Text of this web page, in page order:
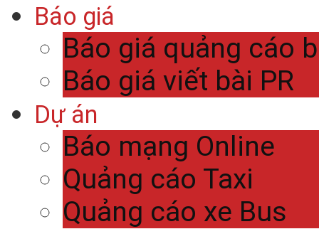
Báo giá
Báo giá quảng cáo
Báo giá viết bài PR
Dự án
Báo mạng Online
Quảng cáo Taxi
Quảng cáo xe Bus